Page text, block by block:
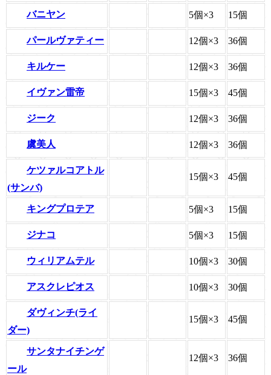
バニヤン 5個×3 15個
パールヴァティー 12個×3 36個
キルケー 12個×3 36個
イヴァン雷帝 15個×3 45個
ジーク 12個×3 36個
虞美人 12個×3 36個
ケツァルコアトル
(サンバ)
15個×3 45個
キングプロテア 5個×3 15個
ジナコ 5個×3 15個
ウィリアムテル 10個×3 30個
アスクレピオス 10個×3 30個
ダヴィンチ(ライ
ダー)
15個×3 45個
サンタナイチンゲ
ール
12個×3 36個